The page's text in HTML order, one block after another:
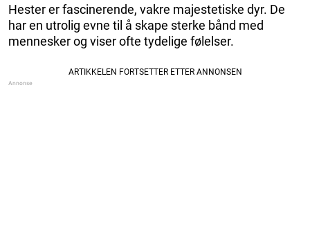
Hester er fascinerende, vakre majestetiske dyr. De
har en utrolig evne til å skape sterke bånd med
mennesker og viser ofte tydelige følelser.